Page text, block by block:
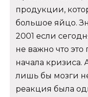
продукции,
большое яйцо.
2001 если
не важно что
начала кризиса.
лишь бы мозги
реакция была